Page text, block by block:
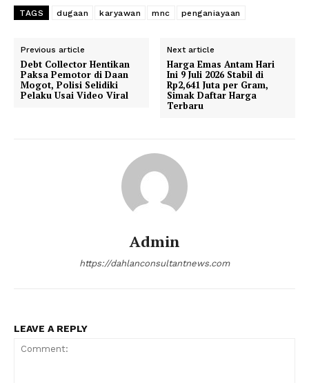
TAGS dugaan karyawan mnc penganiayaan
Previous article
Debt Collector Hentikan
Paksa Pemotor di Daan
Mogot, Polisi Selidiki
Pelaku Usai Video Viral
Next article
Harga Emas Antam Hari
Ini 9 Juli 2026 Stabil di
Rp2,641 Juta per Gram,
Simak Daftar Harga
Terbaru
Admin
https://dahlanconsultantnews.com
LEAVE A REPLY